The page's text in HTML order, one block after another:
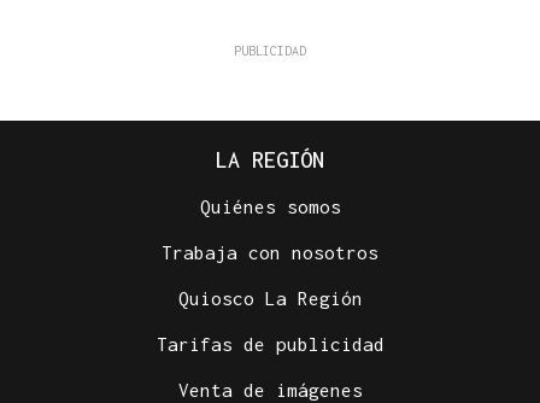
LA REGIÓN
Quiénes somos
Trabaja con nosotros
Quiosco La Región
Tarifas de publicidad
Venta de imágenes